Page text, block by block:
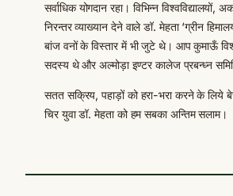
सर्वाधिक योगदान रहा। विभिन्न विश्वविद्यालयों,
निरन्तर व्याख्यान देने वाले डॉ. मेहता ‘ग्रीन
बांज वनों के विस्तार में भी जुटे थे। आप कुमाऊँ
सदस्य थे और अल्मोड़ा इण्टर कालेज प्रबन्ध्न
सतत सक्रिय, पहाड़ों को हरा-भरा करने के लिये
चिर युवा डॉ. मेहता को हम सबका अन्तिम सलाम।